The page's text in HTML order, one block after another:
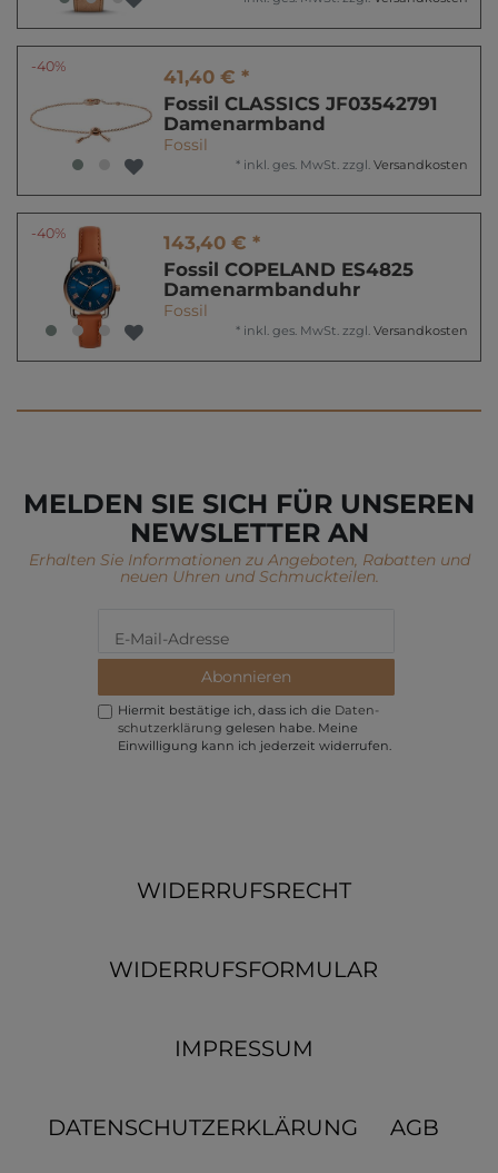
-40%
41,40 € *
Fossil CLASSICS JF03542791
Damenarmband
Fossil
* inkl. ges. MwSt. zzgl. Versandkosten
-40%
143,40 € *
Fossil COPELAND ES4825
Damenarmbanduhr
Fossil
* inkl. ges. MwSt. zzgl. Versandkosten
MELDEN SIE SICH FÜR UNSEREN
NEWSLETTER AN
Erhalten Sie Informationen zu Angeboten, Rabatten und
neuen Uhren und Schmuckteilen.
Abonnieren
Hiermit bestätige ich, dass ich die Daten­
schutz­erklärung gelesen habe. Meine
Einwilligung kann ich jederzeit widerrufen.
WIDERRUFSRECHT
WIDERRUFSFORMULAR
IMPRESSUM
DATENSCHUTZERKLÄRUNG AGB